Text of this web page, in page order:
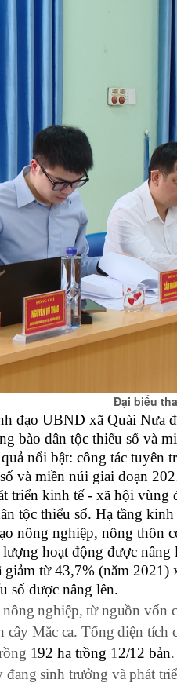
Đại biểu
đạo UBND xã Quài Nưa
bào dân tộc thiểu số và
nổi bật: công tác tuyên
và miền núi giai đoạn
triển kinh tế - xã hội
tộc thiểu số. Hạ tầng
nông nghiệp, nông thôn
hoạt động được
từ 43,7% (năm
số được nâng lên.
nghiệp, từ nguồn vốn
cây Mắc ca.Tổng diện tích
192 hatrồng 12/12 bản
đang sinh trưởng và phát